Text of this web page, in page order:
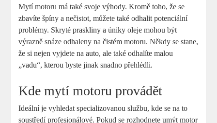
Mytí motoru má také svoje výhody. Kromě toho, že se
zbavíte špíny a nečistot, můžete také odhalit potenciální
problémy. Skryté praskliny a úniky oleje mohou být
výrazně snáze odhaleny na čistém motoru. Někdy se stane,
že si nejen vyjdete na auto, ale také odhalíte malou
„vadu“, kterou byste jinak snadno přehlédli.
Kde mytí motoru provádět
Ideální je vyhledat specializovanou službu, kde se na to
soustředí profesionálové. Pokud se rozhodnete umýt motor